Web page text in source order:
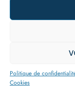
Politique de
Cookies